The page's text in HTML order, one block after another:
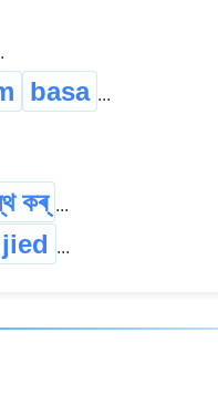
basa ...
কৰ্ ...
jied ...